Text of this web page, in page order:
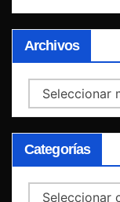
Archivos
Archivos
Categorías
Categorías